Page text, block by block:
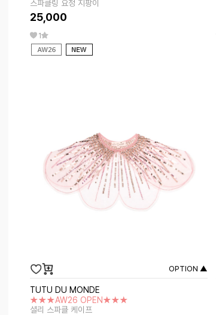
스파클링 요정 지팡이
25,000
1
OPTION ▲
TUTU DU MONDE
★★★AW26 OPEN★★★
셜리 스파클 케이프